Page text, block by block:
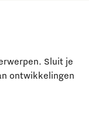
Sluit je
ontwikkelingen